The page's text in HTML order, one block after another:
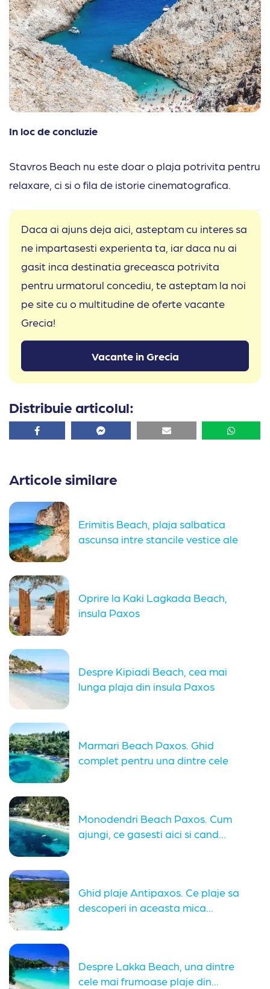
In loc de concluzie
Stavros Beach nu este doar o plaja potrivita pentru
relaxare, ci si o fila de istorie cinematografica.
Daca ai ajuns deja aici, asteptam cu interes sa
ne impartasesti experienta ta, iar daca nu ai
gasit inca destinatia greceasca potrivita
pentru urmatorul concediu, te asteptam la noi
pe site cu o multitudine de oferte vacante
Grecia!
Vacante in Grecia
Distribuie articolul:
Facebook Facebook Email
Articole similare
Erimitis Beach, plaja salbatica
ascunsa intre stancile vestice ale
Oprire la Kaki Lagkada Beach,
insula Paxos
Despre Kipiadi Beach, cea mai
lunga plaja din insula Paxos
Marmari Beach Paxos. Ghid
complet pentru una dintre cele
Monodendri Beach Paxos. Cum
ajungi, ce gasesti aici si cand...
Ghid plaje Antipaxos. Ce plaje sa
descoperi in aceasta mica...
Despre Lakka Beach, una dintre
cele mai frumoase plaje din...